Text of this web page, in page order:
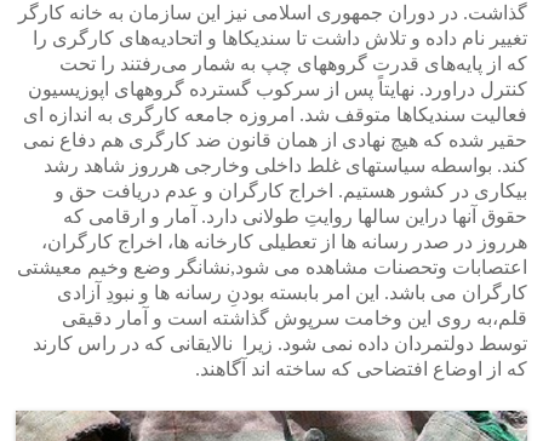
گذاشت. در دوران جمهوری اسلامی نیز این سازمان به خانه کارگر
تغییر نام داده و تلاش داشت تا سندیکاها و اتحادیه‌های کارگری را
که از پایه‌های قدرت گروههای چپ به شمار می‌رفتند را تحت
کنترل دراورد. نهایتاً پس از سرکوب گسترده گروههای اپوزیسیون
فعالیت سندیکاها متوقف شد. امروزه جامعه کارگری به اندازه ای
حقیر شده که هیچ نهادی از همان قانون ضد کارگری هم دفاع نمی
کند. بواسطه سیاستهای غلط داخلی وخارجی هرروز شاهد رشد
بیکاری در کشور هستیم. اخراج کارگران و عدم دریافت حق و
حقوق آنها دراین سالها روایتِ طولانی دارد. آمار و ارقامی که
هرروز در صدر رسانه ها از تعطیلی کارخانه ها، اخراج کارگران،
اعتصابات وتحصنات مشاهده می شود,نشانگر وضع وخیم معیشتی
کارگران می باشد. این امر بابسته بودنِ رسانه ها و نبودِ آزادی
قلم،به روی این وخامت سرپوش گذاشته است و آمار دقیقی
توسط دولتمردان داده نمی شود. زیرا نالایقانی که در راس کارند
که از اوضاع افتضاحی که ساخته اند آگاهند.